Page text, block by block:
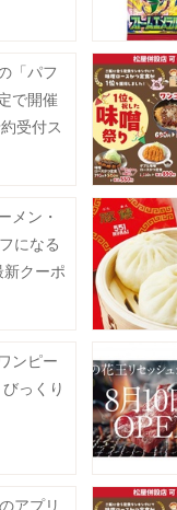
「パフ
で開催
受付ス
メン・
になる
クーポ
ンピー
っくり
アプリ